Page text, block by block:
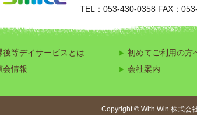
はじめてのファーム！ドキドキ乗馬体験【上西】
みんなで作るGWの鯉のぼり【佐鳴台】
春の壁面制作で広がる協力と工夫【ジョブ】
TEL：053-430-0358 FAX：
後等デイサービスとは 初めてご利用の方
会情報 会社案内
Copyright © With Win 株式会